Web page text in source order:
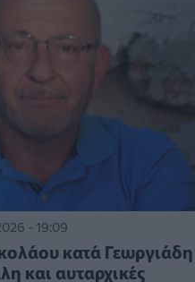
- 19:09
κατά Γεωργιάδη
και αυταρχικές